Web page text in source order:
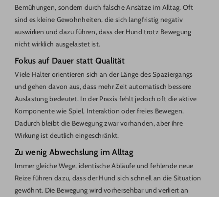
Bemühungen, sondern durch falsche Ansätze im Alltag. Oft
sind es kleine Gewohnheiten, die sich langfristig negativ
auswirken und dazu führen, dass der Hund trotz Bewegung
nicht wirklich ausgelastet ist.
Fokus auf Dauer statt Qualität
Viele Halter orientieren sich an der Länge des Spaziergangs
und gehen davon aus, dass mehr Zeit automatisch bessere
Auslastung bedeutet. In der Praxis fehlt jedoch oft die aktive
Komponente wie Spiel, Interaktion oder freies Bewegen.
Dadurch bleibt die Bewegung zwar vorhanden, aber ihre
Wirkung ist deutlich eingeschränkt.
Zu wenig Abwechslung im Alltag
Immer gleiche Wege, identische Abläufe und fehlende neue
Reize führen dazu, dass der Hund sich schnell an die Situation
gewöhnt. Die Bewegung wird vorhersehbar und verliert an